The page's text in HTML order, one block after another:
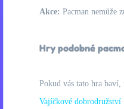
Akce: Pacman nemůže
Hry podobné
Pokud vás tato hra
Vajíčkové dobrodružství